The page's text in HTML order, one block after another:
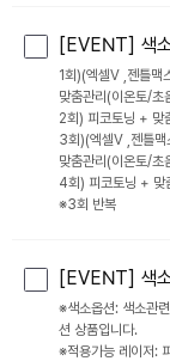
[EVENT] 색
1회)(엑셀V ,젠틀맥
맞춤관리(이온토/
2회) 피코토닝 + 맞
3회)(엑셀V ,젠틀맥
맞춤관리(이온토/
4회) 피코토닝 + 맞
※3회 반복
[EVENT] 색
※색소옵션: 색소관
션 상품입니다.
※적용가능 레이저: